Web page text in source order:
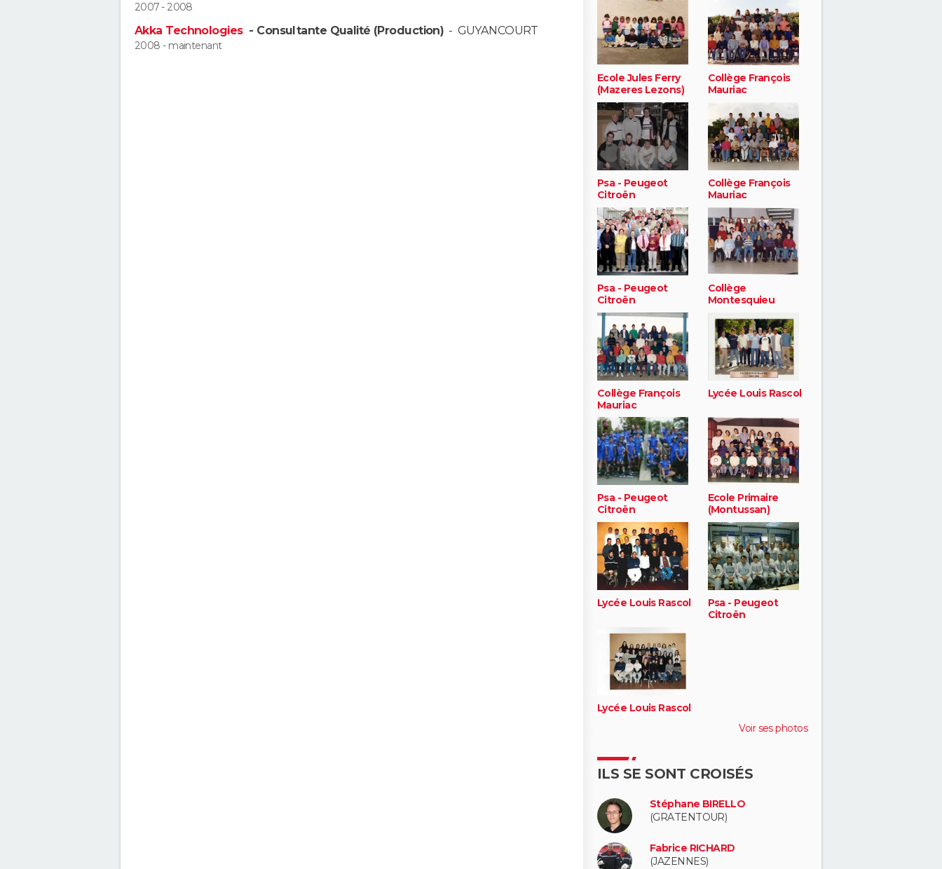
2007 - 2008
Akka Technologies - Consultante Qualité (Production) - GUYANCOURT
2008 - maintenant
Ecole Jules Ferry
(Mazeres Lezons)
Collège François
Mauriac
Psa - Peugeot
Citroën
Collège François
Mauriac
Psa - Peugeot
Citroën
Collège
Montesquieu
Collège François
Mauriac
Lycée Louis Rascol
Psa - Peugeot
Citroën
Ecole Primaire
(Montussan)
Lycée Louis Rascol
Psa - Peugeot
Citroën
Lycée Louis Rascol
Voir ses photos
ILS SE SONT CROISÉS
Stéphane BIRELLO
(GRATENTOUR)
Fabrice RICHARD
(JAZENNES)